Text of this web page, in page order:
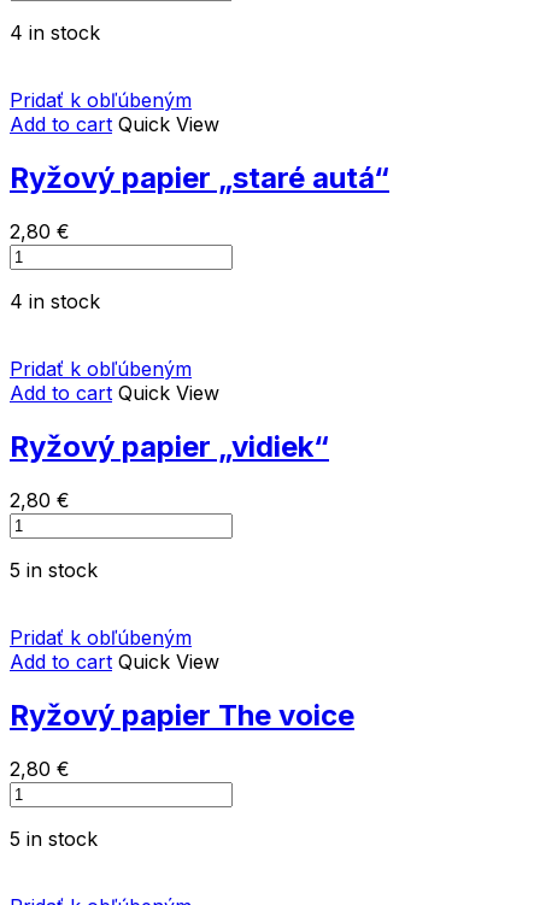
"obrazy"
4 in stock
Pridať k obľúbeným
Add to cart Quick View
Ryžový papier „staré autá“
2,80 €
Ryžový
"staré
4 in stock
Pridať k obľúbeným
Add to cart Quick View
Ryžový papier „vidiek“
2,80 €
Ryžový
papier
"vidiek"
5 in stock
Pridať k obľúbeným
Add to cart Quick View
Ryžový papier The voice
2,80 €
Ryžový
papier
The
5 in stock